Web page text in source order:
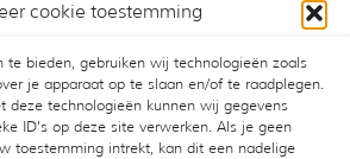
cookie toestemming
te bieden, gebruiken wij technologieën zoals
je apparaat op te slaan en/of te raadplegen.
deze technologieën kunnen wij gegevens
ID's op deze site verwerken. Als je geen
toestemming intrekt, kan dit een nadelige
afvoeren en riolering
Reacties